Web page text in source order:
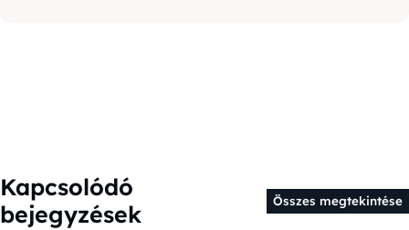
Kapcsolódó
bejegyzések
Összes megtekintése